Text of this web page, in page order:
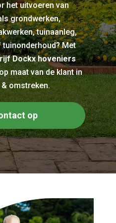
het uitvoeren van
grondwerken,
tuinaanleg,
Met
Dockx hoveniers
maat van de klant in
omstreken.
op